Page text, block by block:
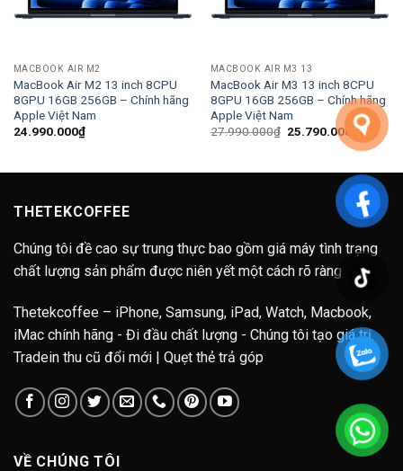
MACBOOK AIR M2
MacBook Air M2 13 inch 8CPU
8GPU 16GB 256GB – Chính hãng
Apple Việt Nam
24.990.000₫
MACBOOK AIR M3 13
MacBook Air M3 13 inch 8CPU
8GPU 16GB 256GB – Chính hãng
Apple Việt Nam
27.990.000₫ Giá
25.790.000 ₫Giá
hiện
tại
THETEKCOFFEE
Chúng tôi đề cao sự trung thực bao gồm giá máy tình trạng
chất lượng sản phẩm được niên yết một cách rõ ràng
Thetekcoffee – iPhone, Samsung, iPad, Watch, Macbook,
iMac chính hãng - Đi đầu chất lượng - Chúng tôi tạo giá trị.
Tradein thu cũ đổi mới | Quẹt thẻ trả góp
VỀ CHÚNG TÔI